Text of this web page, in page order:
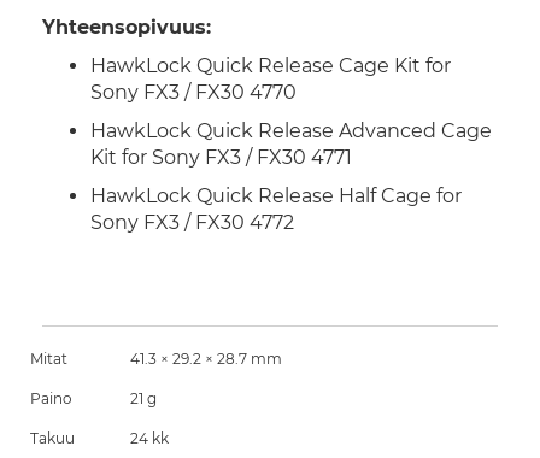
Yhteensopivuus:
HawkLock Quick Release Cage Kit for
Sony FX3 / FX30 4770
HawkLock Quick Release Advanced Cage
Kit for Sony FX3 / FX30 4771
HawkLock Quick Release Half Cage for
Sony FX3 / FX30 4772
Mitat 41.3 × 29.2 × 28.7 mm
Paino 21 g
Takuu
24 kk